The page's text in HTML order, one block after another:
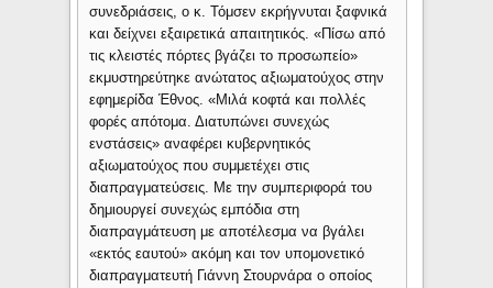
συνεδριάσεις, ο κ. Τόμσεν εκρήγνυται ξαφνικά
και δείχνει εξαιρετικά απαιτητικός. «Πίσω από
τις κλειστές πόρτες βγάζει το προσωπείο»
εκμυστηρεύτηκε ανώτατος αξιωματούχος στην
εφημερίδα Έθνος. «Μιλά κοφτά και πολλές
φορές απότομα. Διατυπώνει συνεχώς
ενστάσεις» αναφέρει κυβερνητικός
αξιωματούχος που συμμετέχει στις
διαπραγματεύσεις. Με την συμπεριφορά του
δημιουργεί συνεχώς εμπόδια στη
διαπραγμάτευση με αποτέλεσμα να βγάλει
«εκτός εαυτού» ακόμη και τον υπομονετικό
διαπραγματευτή Γιάννη Στουρνάρα ο οποίος